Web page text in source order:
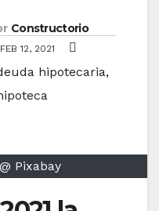
Constructorio
FEB 12, 2021
hipotecaria,
Pixabay